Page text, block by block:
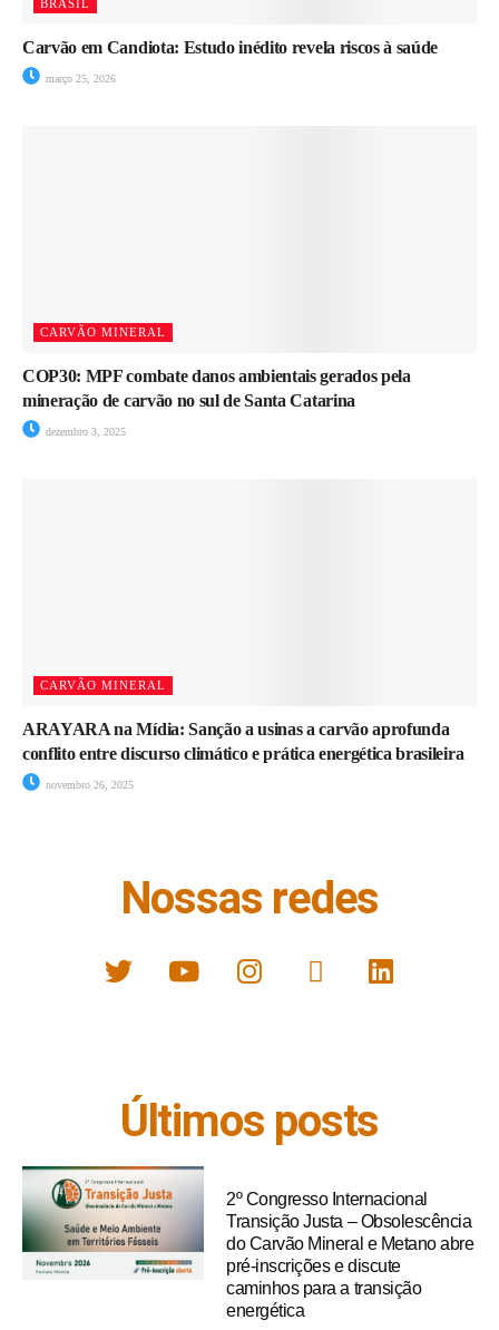
BRASIL
Carvão em Candiota: Estudo inédito revela riscos à saúde
março 25, 2026
CARVÃO MINERAL
COP30: MPF combate danos ambientais gerados pela
mineração de carvão no sul de Santa Catarina
dezembro 3, 2025
CARVÃO MINERAL
ARAYARA na Mídia: Sanção a usinas a carvão aprofunda
conflito entre discurso climático e prática energética brasileira
novembro 26, 2025
Nossas redes
Últimos posts
2º Congresso Internacional
Transição Justa – Obsolescência
do Carvão Mineral e Metano abre
pré-inscrições e discute
caminhos para a transição
energética